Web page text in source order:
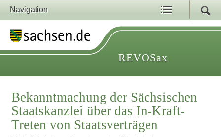
Navigation
REVOSax
Bekanntmachung der Sächsischen
Staatskanzlei über das In-Kraft-
Treten von Staatsverträgen